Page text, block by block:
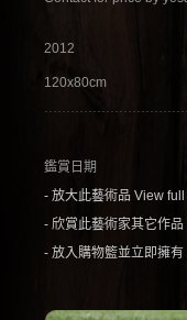
2012
120x80cm
鑑賞日期
- 放大此藝術品 View
- 欣賞此藝術家其它作
- 放入購物籃並立即擁